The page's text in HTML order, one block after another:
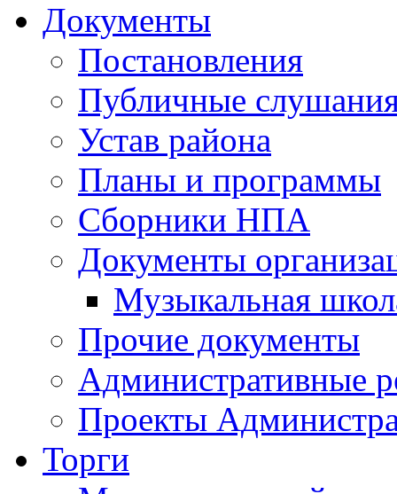
Документы
Постановления
Публичные
Устав района
Планы и программы
Сборники НПА
Документы
Музыкальная
Прочие документы
Административные
Проекты
Торги